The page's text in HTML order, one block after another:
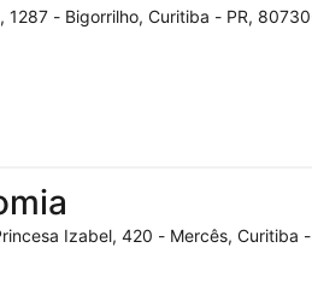
1287 - Bigorrilho, Curitiba - PR,
Izabel, 420 - Mercês, Curitiba